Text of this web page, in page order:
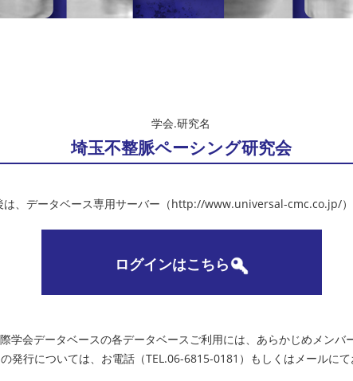
学会.研究名
埼玉不整脈ペーシング研究会
は、データベース専用サーバー（http://www.universal-cmc.co.jp/
ログインはこちら
学会データベースの各データベースご利用には、あらかじめメンバ
発行については、お電話（TEL.06-6815-0181）もしくはメールにて